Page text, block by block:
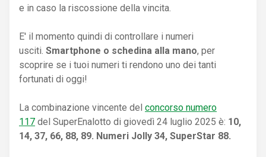
e in caso la riscossione della vincita.
E' il momento quindi di controllare i numeri
usciti. Smartphone o schedina alla mano, per
scoprire se i tuoi numeri ti rendono uno dei tanti
fortunati di oggi!
La combinazione vincente del concorso numero
117 del SuperEnalotto di giovedì 24 luglio 2025 è: 10,
14, 37, 66, 88, 89. Numeri Jolly 34, SuperStar 88.